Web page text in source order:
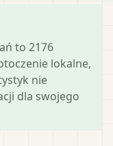
to 2176
lokalne,
nie
dla swojego